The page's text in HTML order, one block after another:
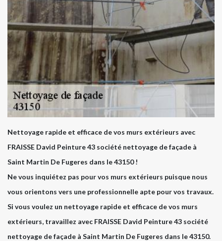
Nettoyage rapide et efficace de vos murs extérieurs avec
FRAISSE David Peinture 43 société nettoyage de façade à
Saint Martin De Fugeres dans le 43150 !
Ne vous inquiétez pas pour vos murs extérieurs puisque nous
vous orientons vers une professionnelle apte pour vos travaux.
Si vous voulez un nettoyage rapide et efficace de vos murs
extérieurs, travaillez avec FRAISSE David Peinture 43 société
nettoyage de façade à Saint Martin De Fugeres dans le 43150.